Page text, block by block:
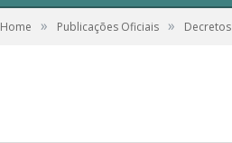
Home » Publicações Oficiais » Decretos